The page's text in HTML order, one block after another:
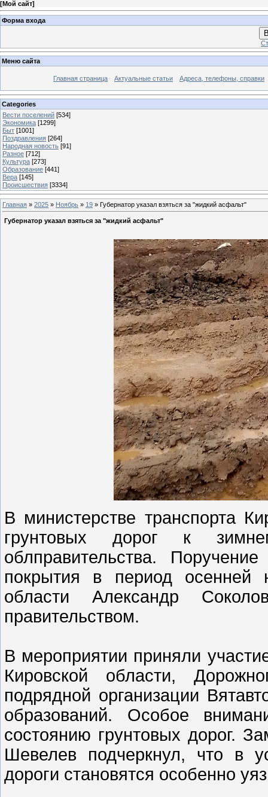
[Мой сайт]
Форма входа
Меню сайта
Главная страница Актуальные статьи Адреса, телефоны, справки
Categories
Вести поселений [534]
Экономика [1299]
Быт [1001]
Поздравления [264]
Народная новость [91]
Разное [712]
Культура [273]
Образование [441]
Вера [145]
Происшествия [3334]
Главная » 2025 » Ноябрь » 19 » Губернатор указал взяться за "жидкий асфальт"
Губернатор указал взяться за "жидкий асфальт"
В министерстве транспорта
грунтовых дорог к
облправительства.
покрытия в период осенней
области Александр
правительством.
В мероприятии приняли
Кировской области,
подрядной организации
образований. Особое
состоянию грунтовых дорог.
Шевелев подчеркнул, что в
дороги становятся особенно